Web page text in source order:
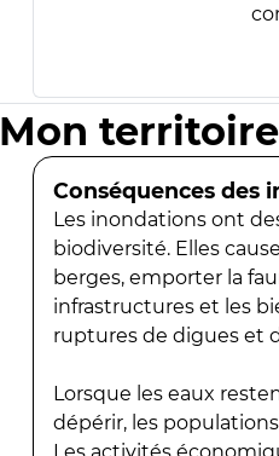
Mon
Conséquences des
Les inondations ont
biodiversité. Elles
berges, emporter la
infrastructures et les
ruptures de digues et
Lorsque les eaux
dépérir, les